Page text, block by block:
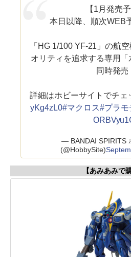
【1月発売予
本日以降、順次WEB
「HG 1/100 YF-21」の航
オリティを追求する専用
同時発売
詳細はホビーサイトでチ
yKg4zL0#マクロス#プラモ
— BANDAI SPIRITS
(@HobbySite)
【あみあみで